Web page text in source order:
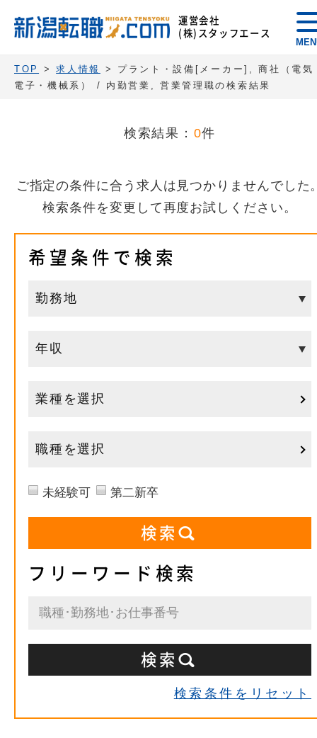
運営会社
(株)スタッフエース
TOP >求人情報
> プラント・設備[メーカー], 商社（電気
電子・機械系） / 内勤営業, 営業管理職の検索結果
検索結果： 0件
ご指定の条件に合う求人は見つかりませんでした
検索条件を変更して再度お試しください。
希望条件で検索
業種を選択
職種を選択
未経験可 第二新卒
フリーワード検索
検索条件をリセット